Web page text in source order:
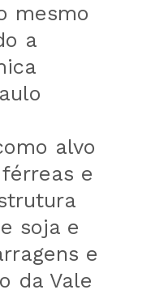
mesmo
a
alvo
e
soja e
e
da Vale